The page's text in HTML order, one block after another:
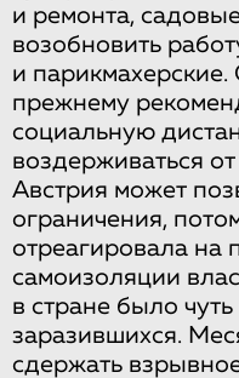
и ремонта,
возобновить
и
прежнему
социальную
воздерживаться
Австрия может
ограничения,
отреагировала
самоизоляции
в стране было
заразившихся.
сдержать